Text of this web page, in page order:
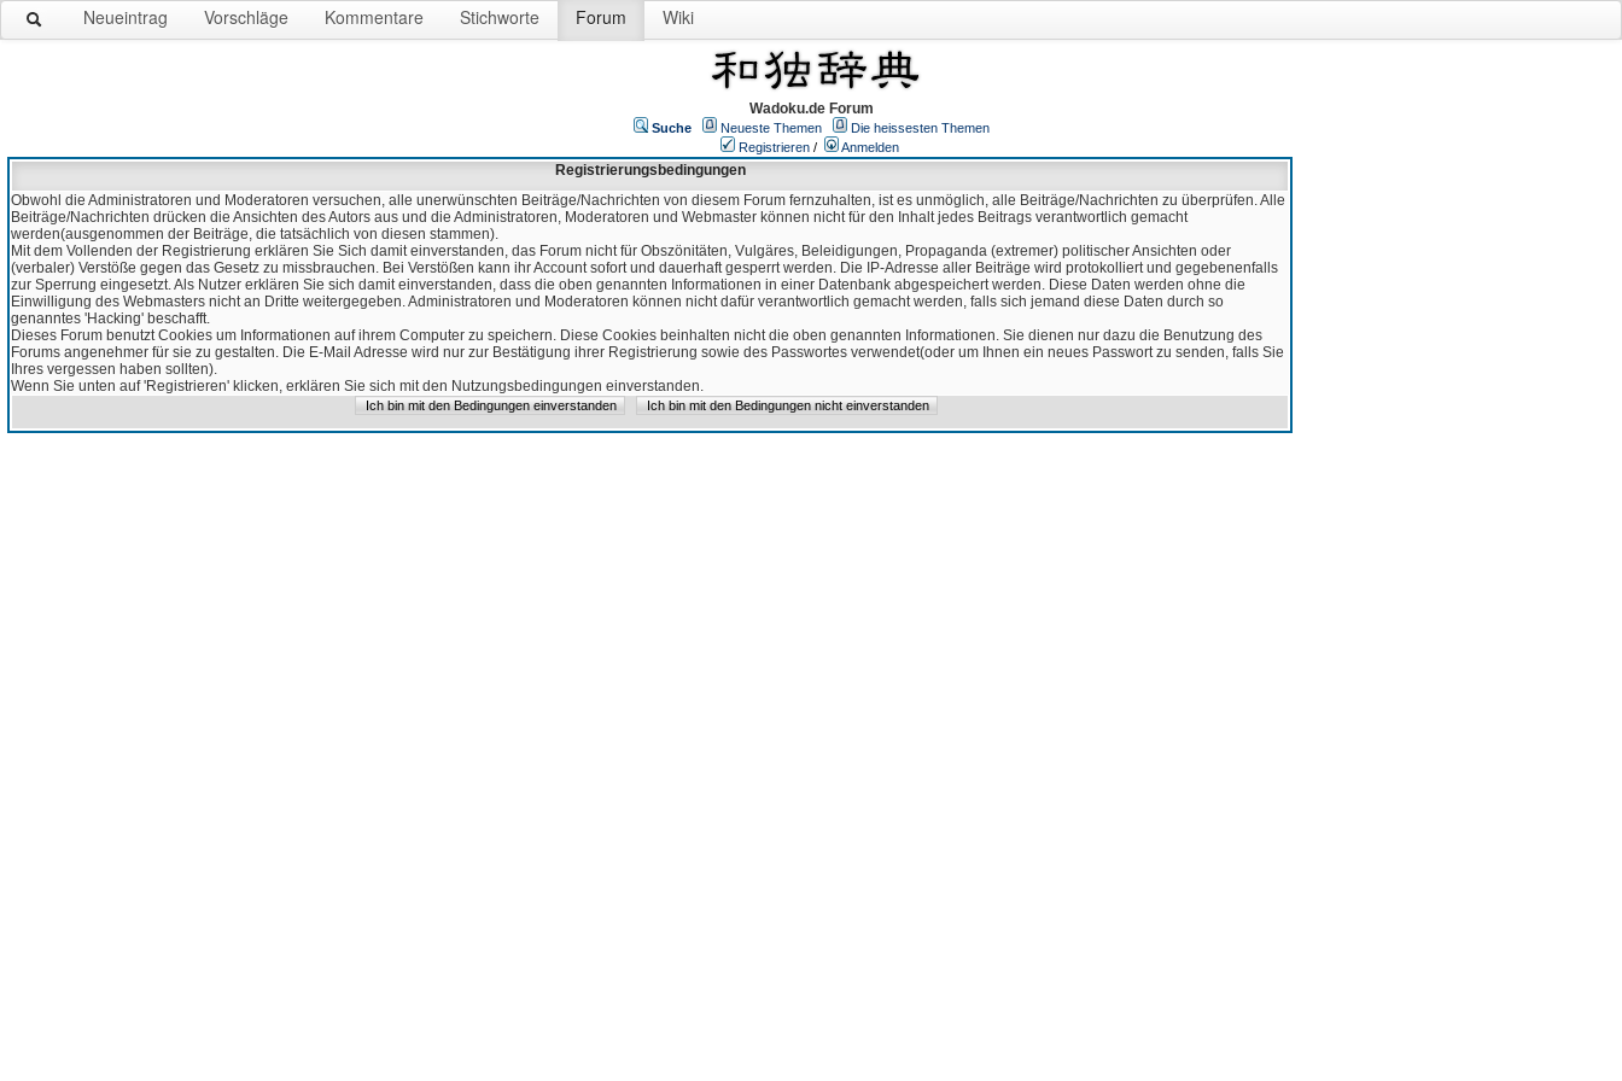
Neueintrag Vorschläge Kommentare Stichworte Forum Wiki
Wadoku.de Forum
Suche Neueste Themen
Die heissesten Themen
Registrieren / Anmelden
Registrierungsbedingungen
Obwohl die Administratoren und Moderatoren versuchen, alle unerwünschten Beiträge/Nachrichten von diesem Forum fernzuhalten, ist es unmöglich, alle Beiträge/Nachrichten zu überprüfen. Alle
Beiträge/Nachrichten drücken die Ansichten des Autors aus und die Administratoren, Moderatoren und Webmaster können nicht für den Inhalt jedes Beitrags verantwortlich gemacht
werden(ausgenommen der Beiträge, die tatsächlich von diesen stammen).
Mit dem Vollenden der Registrierung erklären Sie Sich damit einverstanden, das Forum nicht für Obszönitäten, Vulgäres, Beleidigungen, Propaganda (extremer) politischer Ansichten oder
(verbaler) Verstöße gegen das Gesetz zu missbrauchen. Bei Verstößen kann ihr Account sofort und dauerhaft gesperrt werden. Die IP-Adresse aller Beiträge wird protokolliert und gegebenenfalls
zur Sperrung eingesetzt. Als Nutzer erklären Sie sich damit einverstanden, dass die oben genannten Informationen in einer Datenbank abgespeichert werden. Diese Daten werden ohne die
Einwilligung des Webmasters nicht an Dritte weitergegeben. Administratoren und Moderatoren können nicht dafür verantwortlich gemacht werden, falls sich jemand diese Daten durch so
genanntes 'Hacking' beschafft.
Dieses Forum benutzt Cookies um Informationen auf ihrem Computer zu speichern. Diese Cookies beinhalten nicht die oben genannten Informationen. Sie dienen nur dazu die Benutzung des
Forums angenehmer für sie zu gestalten. Die E-Mail Adresse wird nur zur Bestätigung ihrer Registrierung sowie des Passwortes verwendet(oder um Ihnen ein neues Passwort zu senden, falls Sie
Ihres vergessen haben sollten).
Wenn Sie unten auf 'Registrieren' klicken, erklären Sie sich mit den Nutzungsbedingungen einverstanden.